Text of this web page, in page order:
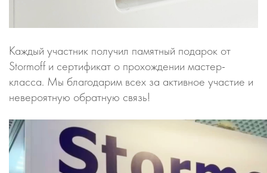
Каждый участник получил памятный подарок от
Stormoff и сертификат о прохождении мастер-
класса. Мы благодарим всех за активное участие и
невероятную обратную связь!